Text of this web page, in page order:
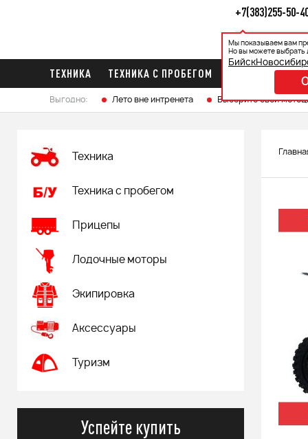
+7(383)255-50-
Мы показываем вам
Но вы можете выбрать
Бийск
Каталог
ТЕХНИКА ТЕХНИКА С ПРОБЕГОМ
Выгодно: Лето вне интренета Выберите свой
Техника
Техника с пробегом
Прицепы
Лодочные моторы
Экипировка
Аксессуары
Туризм
Успейте купить